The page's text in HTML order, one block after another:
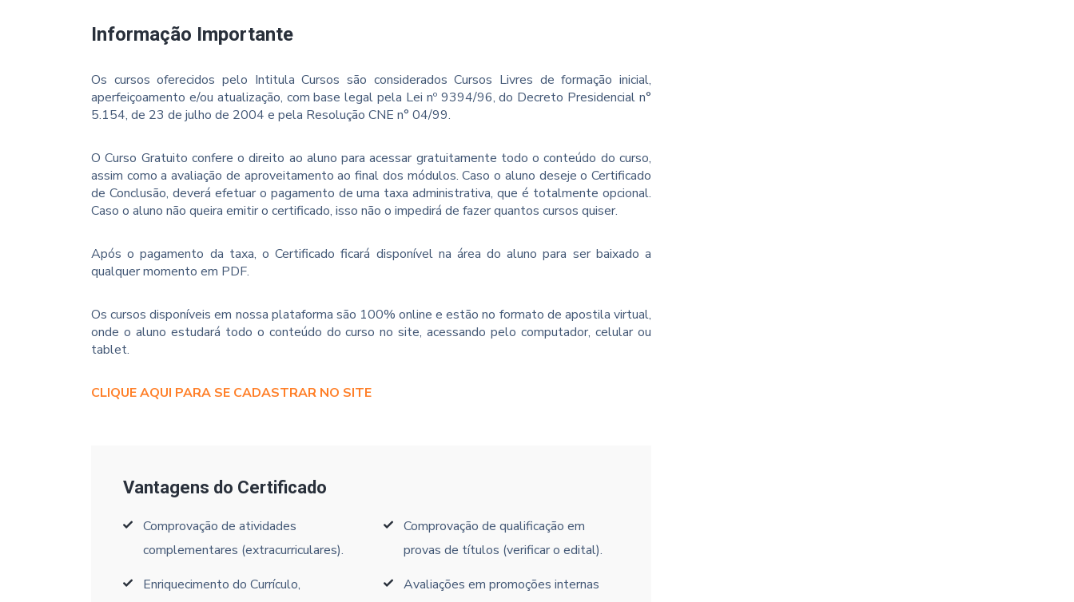
Informação Importante
Os cursos oferecidos pelo Intitula Cursos são considerados Cursos Livres de formação inicial,
aperfeiçoamento e/ou atualização, com base legal pela Lei nº 9394/96, do Decreto Presidencial n°
5.154, de 23 de julho de 2004 e pela Resolução CNE n° 04/99.
O Curso Gratuito confere o direito ao aluno para acessar gratuitamente todo o conteúdo do curso,
assim como a avaliação de aproveitamento ao final dos módulos. Caso o aluno deseje o Certificado
de Conclusão, deverá efetuar o pagamento de uma taxa administrativa, que é totalmente opcional.
Caso o aluno não queira emitir o certificado, isso não o impedirá de fazer quantos cursos quiser.
Após o pagamento da taxa, o Certificado ficará disponível na área do aluno para ser baixado a
qualquer momento em PDF.
Os cursos disponíveis em nossa plataforma são 100% online e estão no formato de apostila virtual,
onde o aluno estudará todo o conteúdo do curso no site, acessando pelo computador, celular ou
tablet.
CLIQUE AQUI PARA SE CADASTRAR NO SITE
Vantagens do Certificado
Comprovação de atividades
complementares (extracurriculares).
Enriquecimento do Currículo,
Comprovação de qualificação em
provas de títulos (verificar o edital).
Avaliações em promoções internas